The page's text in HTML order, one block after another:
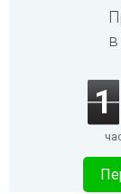
1